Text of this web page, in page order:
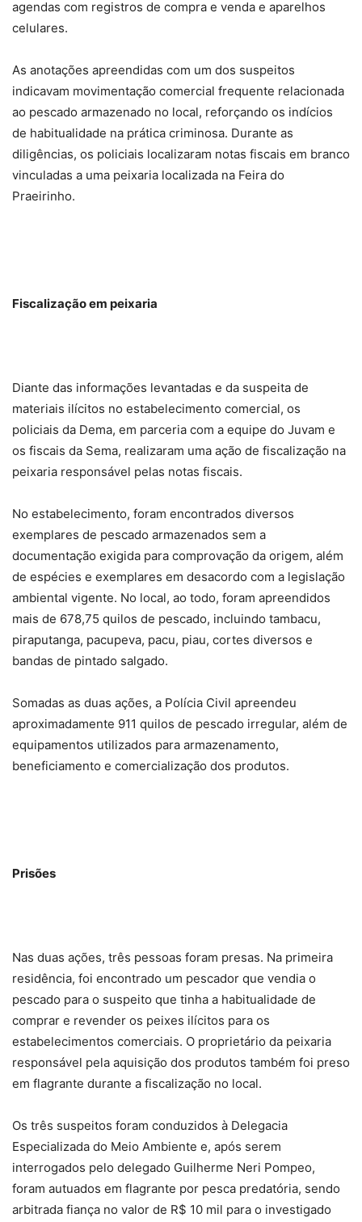
agendas com registros de compra e venda e aparelhos
celulares.
As anotações apreendidas com um dos suspeitos
indicavam movimentação comercial frequente relacionada
ao pescado armazenado no local, reforçando os indícios
de habitualidade na prática criminosa. Durante as
diligências, os policiais localizaram notas fiscais em branco
vinculadas a uma peixaria localizada na Feira do
Praeirinho.
Fiscalização em peixaria
Diante das informações levantadas e da suspeita de
materiais ilícitos no estabelecimento comercial, os
policiais da Dema, em parceria com a equipe do Juvam e
os fiscais da Sema, realizaram uma ação de fiscalização na
peixaria responsável pelas notas fiscais.
No estabelecimento, foram encontrados diversos
exemplares de pescado armazenados sem a
documentação exigida para comprovação da origem, além
de espécies e exemplares em desacordo com a legislação
ambiental vigente. No local, ao todo, foram apreendidos
mais de 678,75 quilos de pescado, incluindo tambacu,
piraputanga, pacupeva, pacu, piau, cortes diversos e
bandas de pintado salgado.
Somadas as duas ações, a Polícia Civil apreendeu
aproximadamente 911 quilos de pescado irregular, além de
equipamentos utilizados para armazenamento,
beneficiamento e comercialização dos produtos.
Prisões
Nas duas ações, três pessoas foram presas. Na primeira
residência, foi encontrado um pescador que vendia o
pescado para o suspeito que tinha a habitualidade de
comprar e revender os peixes ilícitos para os
estabelecimentos comerciais. O proprietário da peixaria
responsável pela aquisição dos produtos também foi preso
em flagrante durante a fiscalização no local.
Os três suspeitos foram conduzidos à Delegacia
Especializada do Meio Ambiente e, após serem
interrogados pelo delegado Guilherme Neri Pompeo,
foram autuados em flagrante por pesca predatória, sendo
arbitrada fiança no valor de R$ 10 mil para o investigado